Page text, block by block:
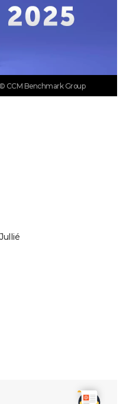
© CCM Benchmark Group